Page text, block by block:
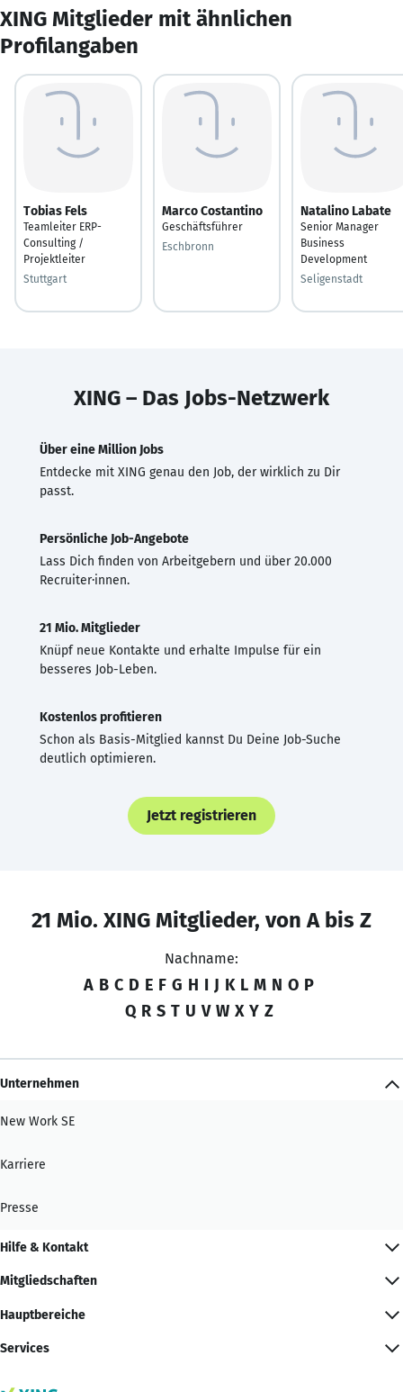
XING Mitglieder mit ähnlichen
Profilangaben
Tobias Fels
Teamleiter ERP-
Consulting /
Projektleiter
Stuttgart
Marco Costantino
Geschäftsführer
Eschbronn
Natalino Labate
Senior Manager
Business
Development
Seligenstadt
XING – Das Jobs-Netzwerk
Über eine Million Jobs
Entdecke mit XING genau den Job, der wirklich zu Dir
passt.
Persönliche Job-Angebote
Lass Dich finden von Arbeitgebern und über 20.000
Recruiter·innen.
21 Mio. Mitglieder
Knüpf neue Kontakte und erhalte Impulse für ein
besseres Job-Leben.
Kostenlos profitieren
Schon als Basis-Mitglied kannst Du Deine Job-Suche
deutlich optimieren.
Jetzt registrieren
21 Mio. XING Mitglieder, von A bis Z
Nachname:
A B C D E F G H I J K L M N O P
Q R S T U V W X Y Z
Unternehmen
New Work SE
Karriere
Presse
Hilfe & Kontakt
Mitgliedschaften
Hauptbereiche
Services